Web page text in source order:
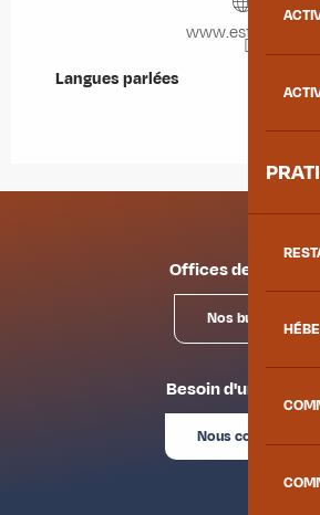
www.esfalbiez.fr
Langues parlées
Langues parlées
Offices de tourisme
Nos bureaux
Besoin d'un conseil ?
Nous contacter